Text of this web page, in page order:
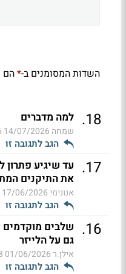
השדות המסומנים ב-*הם
18
. למה מדברים
שמחה 14/07/2026 16:16
הגב לתגובה זו
17
. עד שיגיע פתרון
את התיקנים
אנונימי17/06/2026 15:54
הגב לתגובה זו
16
. שלבים
גם על הלייזר
אילן.ר01/06/2026 15:28
הגב לתגובה זו